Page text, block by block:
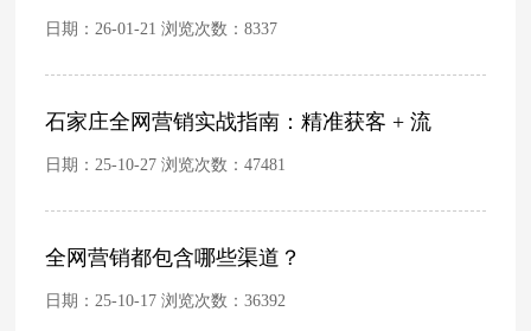
日期：26-01-21 浏览次数：8337
石家庄全网营销实战指南：精准获客 + 流
日期：25-10-27 浏览次数：47481
全网营销都包含哪些渠道？
日期：25-10-17 浏览次数：36392